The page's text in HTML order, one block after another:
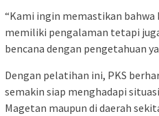
“Kami ingin memastikan bahwa
memiliki pengalaman tetapi
bencana dengan pengetahuan
Dengan pelatihan ini, PKS
semakin siap menghadapi
Magetan maupun di daerah